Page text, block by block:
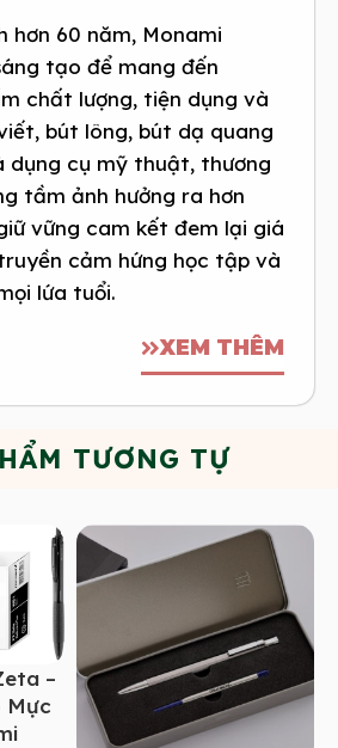
hơn 60 năm, Monami
tạo để mang đến
chất lượng, tiện dụng và
bút lông, bút dạ quang
dụng cụ mỹ thuật, thương
tầm ảnh hưởng ra hơn
vững cam kết đem lại giá
cảm hứng học tập và
lứa tuổi.
XEM THÊM
TƯƠNG TỰ
–
Mực